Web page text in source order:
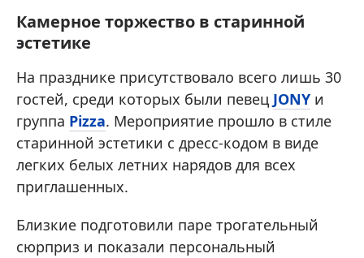
Камерное торжество в старинной
эстетике
На празднике присутствовало всего лишь 30
гостей, среди которых были певец JONY и
группа Pizza. Мероприятие прошло в стиле
старинной эстетики с дресс-кодом в виде
легких белых летних нарядов для всех
приглашенных.
Близкие подготовили паре трогательный
сюрприз и показали персональный